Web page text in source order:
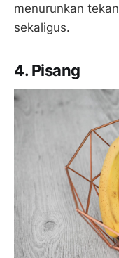
menurunkan
sekaligus.
4. Pisang